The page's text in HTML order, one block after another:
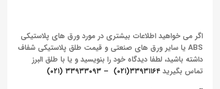
اگر می خواهید اطلاعات بیشتری در مورد ورق های پلاستیکی
ABS یا سایر ورق های صنعتی و قیمت طلق پلاستیکی شفاف
داشته باشید، لطفا دیدگاه خود را بنویسید و یا با طلق البرز
تماس بگیرید ۳۳۹۳۱۱۶۴(۰۲۱) – ۳۳۹۳۳۰۹۳ (۰۲۱)